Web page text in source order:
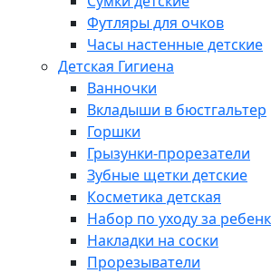
Футляры для очков
Часы настенные детские
Детская Гигиена
Ванночки
Вкладыши в бюстгальтер
Горшки
Грызунки-прорезатели
Зубные щетки детские
Косметика детская
Набор по уходу за
Накладки на соски
Прорезыватели